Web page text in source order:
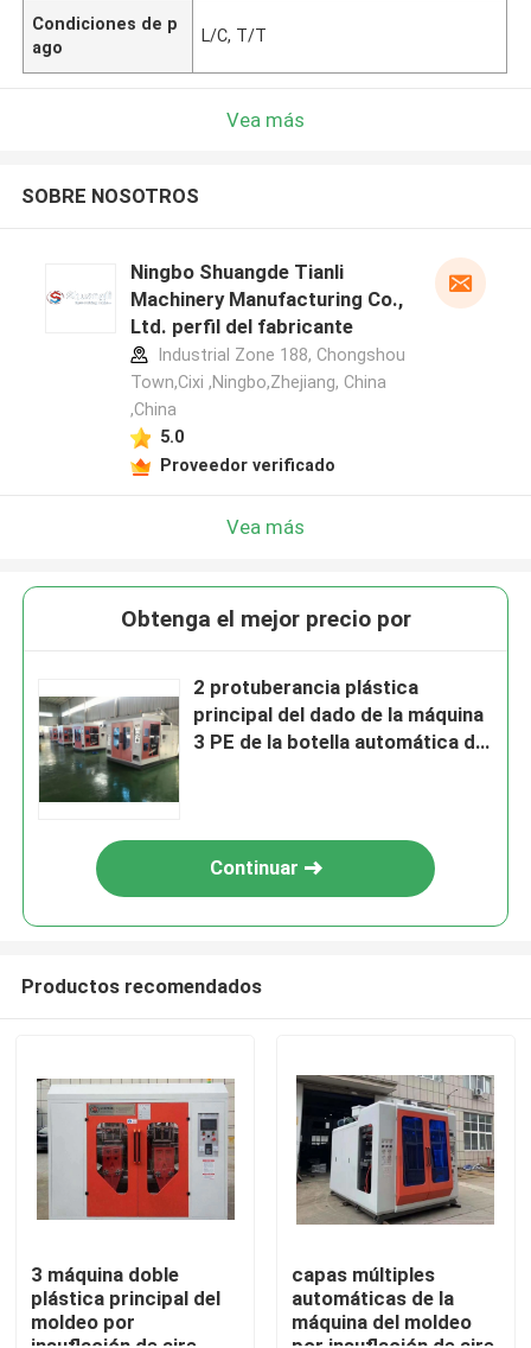
Inicio
Sobre nosotros
Contactos
Condiciones de p
ago
L/C, T/T
Vea más
SOBRE NOSOTROS
Ningbo Shuangde Tianli
Machinery Manufacturing Co.,
Ltd. perfil del fabricante
Industrial Zone 188, Chongshou
Town,Cixi ,Ningbo,Zhejiang, China
,China
5.0
Proveedor verificado
Vea más
Obtenga el mejor precio por
2 protuberancia plástica
principal del dado de la máquina
3 PE de la botella automática de
Continuar
Productos recomendados
3 máquina doble
plástica principal del
moldeo por
capas múltiples
automáticas de la
máquina del moldeo